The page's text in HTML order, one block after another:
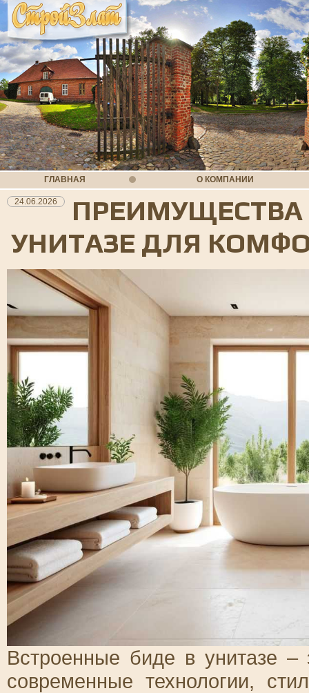
ГЛАВНАЯ О КОМПАНИИ
24.06.2026
ПРЕИМУЩЕСТВА
УНИТАЗЕ ДЛЯ
Встроенные биде в унитазе –
современные технологии,